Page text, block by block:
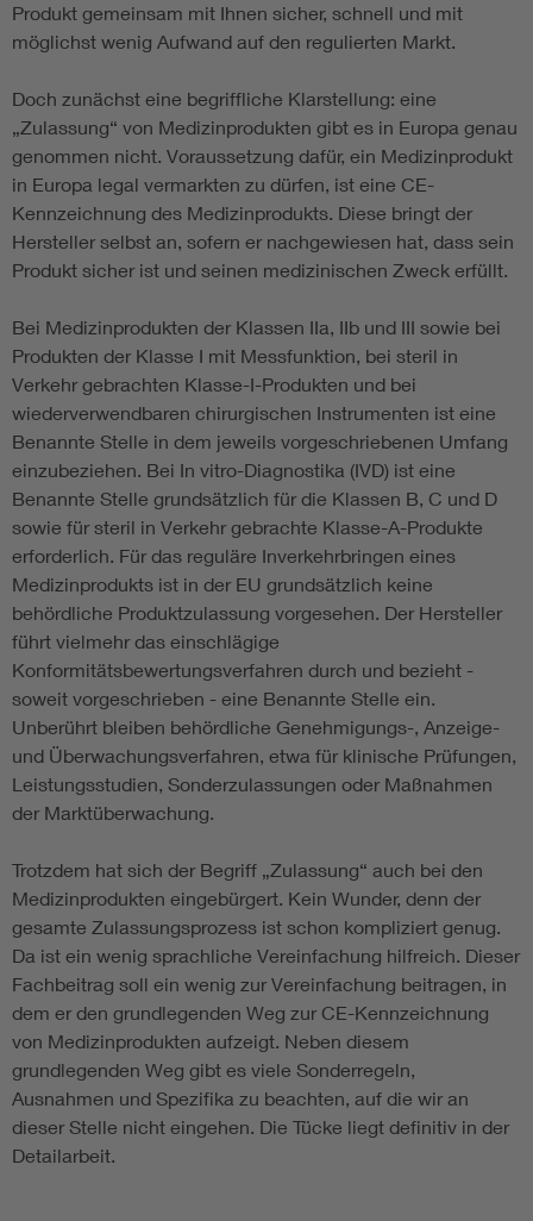
Produkt gemeinsam mit Ihnen sicher, schnell und mit
möglichst wenig Aufwand auf den regulierten Markt.
Doch zunächst eine begriffliche Klarstellung: eine
„Zulassung“ von Medizinprodukten gibt es in Europa genau
genommen nicht. Voraussetzung dafür, ein Medizinprodukt
in Europa legal vermarkten zu dürfen, ist eine CE-
Kennzeichnung des Medizinprodukts. Diese bringt der
Hersteller selbst an, sofern er nachgewiesen hat, dass sein
Produkt sicher ist und seinen medizinischen Zweck erfüllt.
Bei Medizinprodukten der Klassen IIa, IIb und III sowie bei
Produkten der Klasse I mit Messfunktion, bei steril in
Verkehr gebrachten Klasse-I-Produkten und bei
wiederverwendbaren chirurgischen Instrumenten ist eine
Benannte Stelle in dem jeweils vorgeschriebenen Umfang
einzubeziehen. Bei In vitro-Diagnostika (IVD) ist eine
Benannte Stelle grundsätzlich für die Klassen B, C und D
sowie für steril in Verkehr gebrachte Klasse-A-Produkte
erforderlich. Für das reguläre Inverkehrbringen eines
Medizinprodukts ist in der EU grundsätzlich keine
behördliche Produktzulassung vorgesehen. Der Hersteller
führt vielmehr das einschlägige
Konformitätsbewertungsverfahren durch und bezieht -
soweit vorgeschrieben - eine Benannte Stelle ein.
Unberührt bleiben behördliche Genehmigungs-, Anzeige-
und Überwachungsverfahren, etwa für klinische Prüfungen,
Leistungsstudien, Sonderzulassungen oder Maßnahmen
der Marktüberwachung.
Trotzdem hat sich der Begriff „Zulassung“ auch bei den
Medizinprodukten eingebürgert. Kein Wunder, denn der
gesamte Zulassungsprozess ist schon kompliziert genug.
Da ist ein wenig sprachliche Vereinfachung hilfreich. Dieser
Fachbeitrag soll ein wenig zur Vereinfachung beitragen, in
dem er den grundlegenden Weg zur CE-Kennzeichnung
von Medizinprodukten aufzeigt. Neben diesem
grundlegenden Weg gibt es viele Sonderregeln,
Ausnahmen und Spezifika zu beachten, auf die wir an
dieser Stelle nicht eingehen. Die Tücke liegt definitiv in der
Detailarbeit.